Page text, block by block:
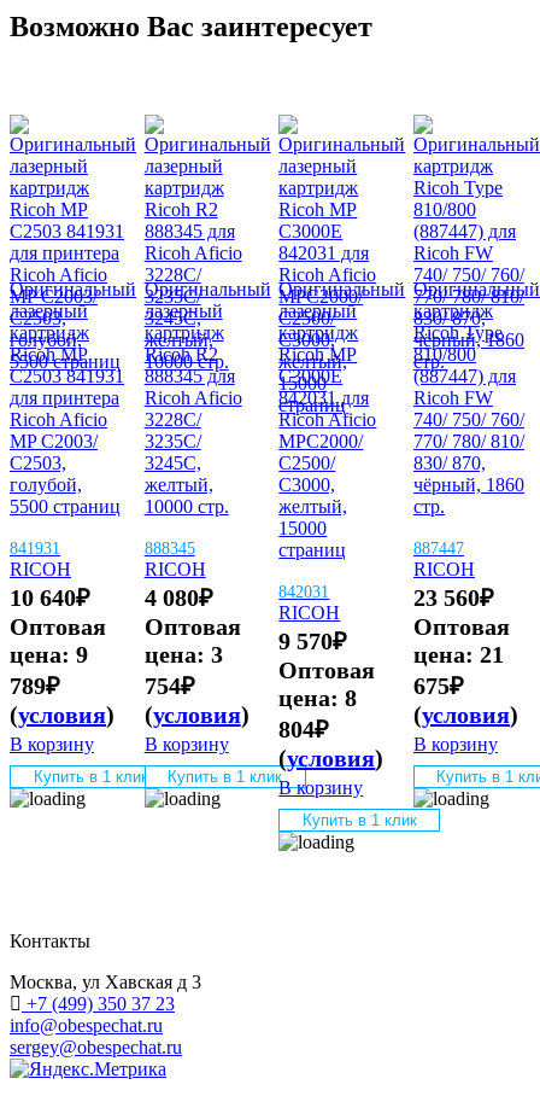
Возможно Вас заинтересует
Оригинальный
лазерный
картридж
Ricoh MP
C2503 841931
для принтера
Ricoh Aficio
MP C2003/
C2503,
голубой,
5500 страниц
841931
RICOH
10 640₽
Оптовая
цена: 9
789₽
(условия)
В корзину
Купить в 1 клик
Оригинальный
лазерный
картридж
Ricoh R2
888345 для
Ricoh Aficio
3228C/
3235C/
3245C,
желтый,
10000 стр.
888345
RICOH
4 080₽
Оптовая
цена: 3
754₽
(условия)
В корзину
Купить в 1 клик
Оригинальный
лазерный
картридж
Ricoh MP
C3000E
842031 для
Ricoh Aficio
MPC2000/
C2500/
C3000,
желтый,
15000
страниц
842031
RICOH
9 570₽
Оптовая
цена:8
804₽
(условия)
В корзину
Купить в 1 клик
Оригинальный
картридж
Ricoh Type
810/800
(887447) для
Ricoh FW
740/ 750/ 760/
770/ 780/ 810/
830/ 870,
чёрный, 1860
стр.
887447
RICOH
23 560₽
Оптовая
цена: 21
675₽
(условия)
В корзину
Купить в 1
Контакты
Москва, ул Хавская д 3
+7 (499) 350 37 23
info@obespechat.ru
sergey@obespechat.ru